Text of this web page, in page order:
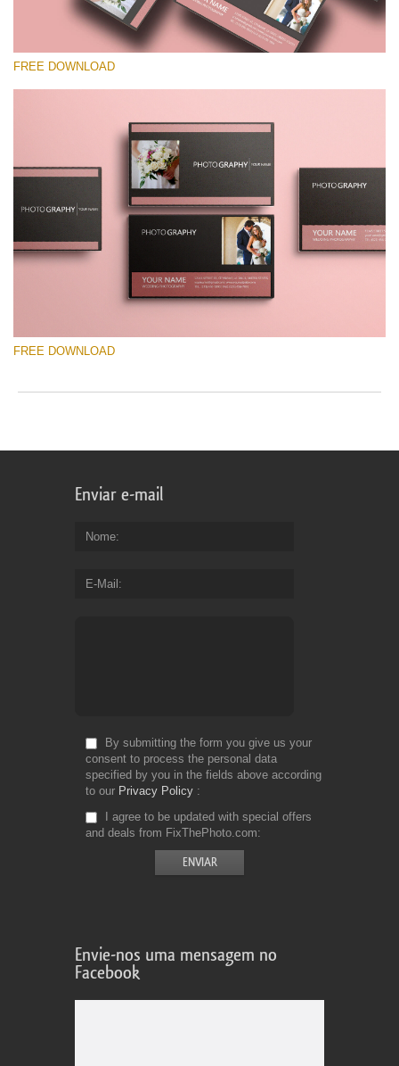
Por favor selecione
Free Template #53
Senior Price List
Download Grátis
FREE DOWNLOAD
FREE DOWNLOAD
Enviar e-mail
Nome
E-Mail
By submitting the form you give us your
consent to process the personal data
specified by you in the fields above according
to our Privacy Policy
I agree to be updated with special offers
and deals from FixThePhoto.com
Envie-nos uma mensagem no
Facebook